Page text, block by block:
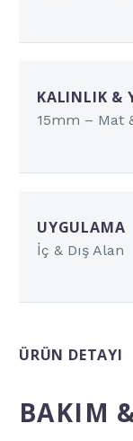
KALINLIK &
15mm – Mat
UYGULAMA
İç & Dış Alan
ÜRÜN DETAYI
BAKIM